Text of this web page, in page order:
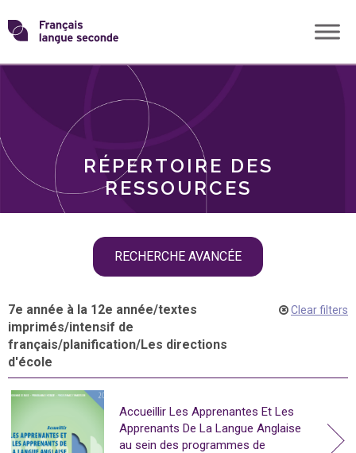
Skip
toTransformons
langue
RÉPERTOIRE DES
RESSOURCES
RECHERCHE AVANCÉE
THÈMES
7e année à la 12e année/textes
imprimés/intensif de
français/planification/Les directions
d'école
Clear filters
Accueillir Les Apprenantes Et Les
Apprenants De La Langue Anglaise
au sein des programmes de